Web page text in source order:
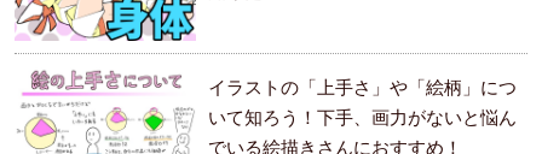
イラストの「上手さ」や「絵柄」につ
いて知ろう！下手、画力がないと悩ん
でいる絵描きさんにおすすめ！